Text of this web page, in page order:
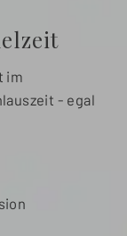
im
- egal